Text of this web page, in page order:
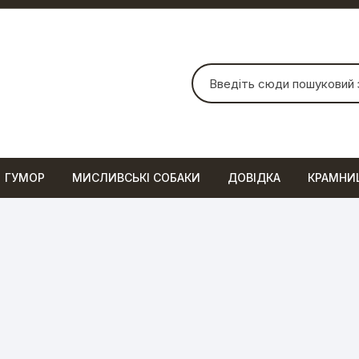
Шукати:
ГУМОР МИСЛИВСЬКІ СОБАКИ ДОВІДКА